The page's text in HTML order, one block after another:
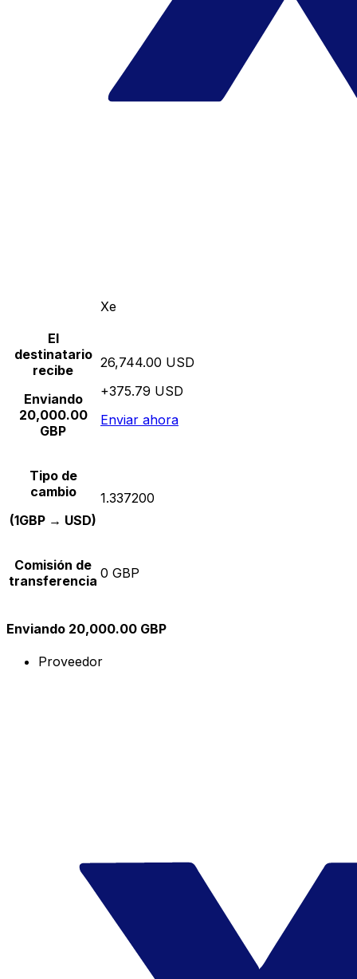
Xe
El
destinatario
recibe
Enviando
20,000.00
GBP
26,744.00 USD
+375.79 USD
Enviar ahora
Tipo de
cambio
(1GBP → USD)
1.337200
Comisión de
transferencia 0 GBP
Enviando 20,000.00 GBP
Proveedor